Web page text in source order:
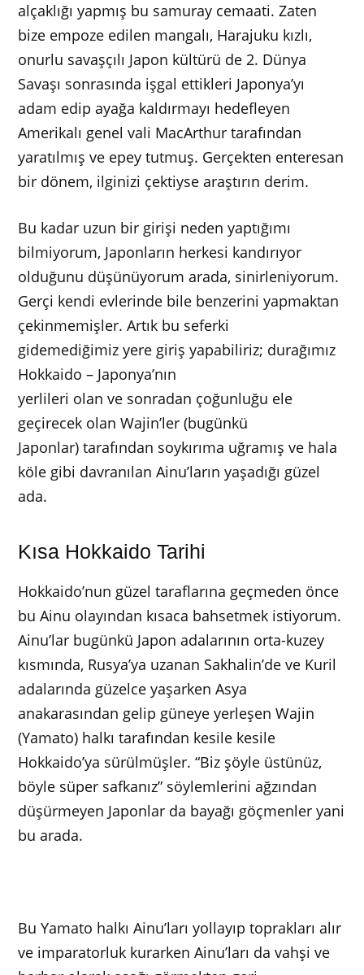
alçaklığı yapmış bu samuray cemaati. Zaten
bize empoze edilen mangalı, Harajuku kızlı,
onurlu savaşçılı Japon kültürü de 2. Dünya
Savaşı sonrasında işgal ettikleri Japonya’yı
adam edip ayağa kaldırmayı hedefleyen
Amerikalı genel vali MacArthur tarafından
yaratılmış ve epey tutmuş. Gerçekten enteresan
bir dönem, ilginizi çektiyse araştırın derim.
Bu kadar uzun bir girişi neden yaptığımı
bilmiyorum, Japonların herkesi kandırıyor
olduğunu düşünüyorum arada, sinirleniyorum.
Gerçi kendi evlerinde bile benzerini yapmaktan
çekinmemişler. Artık bu seferki
gidemediğimiz yere giriş yapabiliriz; durağımız
Hokkaido – Japonya’nın
yerlileri olan ve sonradan çoğunluğu ele
geçirecek olan Wajin’ler (bugünkü
Japonlar) tarafından soykırıma uğramış ve hala
köle gibi davranılan Ainu’ların yaşadığı güzel
ada.
Kısa Hokkaido Tarihi
Hokkaido’nun güzel taraflarına geçmeden önce
bu Ainu olayından kısaca bahsetmek istiyorum.
Ainu’lar bugünkü Japon adalarının orta-kuzey
kısmında, Rusya’ya uzanan Sakhalin’de ve Kuril
adalarında güzelce yaşarken Asya
anakarasından gelip güneye yerleşen Wajin
(Yamato) halkı tarafından kesile kesile
Hokkaido’ya sürülmüşler. “Biz şöyle üstünüz,
böyle süper safkanız” söylemlerini ağzından
düşürmeyen Japonlar da bayağı göçmenler yani
bu arada.
Bu Yamato halkı Ainu’ları yollayıp toprakları alır
ve imparatorluk kurarken Ainu’ları da vahşi ve